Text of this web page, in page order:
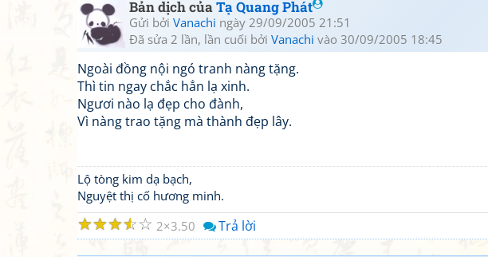
Bản dịch củaTạ Quang Phát
Gửi bởi Vanachi ngày 29/09/2005 21:51
Đã sửa 2 lần, lần cuối bởi Vanachi vào 30/09/2005 18:45
Ngoài đồng nội ngó tranh nàng tặng.
Thì tin ngay chắc hẳn lạ xinh.
Ngươi nào lạ đẹp cho đành,
Vì nàng trao tặng mà thành đẹp lây.
Lộ tòng kim dạ bạch,
Nguyệt thị cố hương minh.
☆
☆
☆
☆
☆ 2 3.50 Trả lời